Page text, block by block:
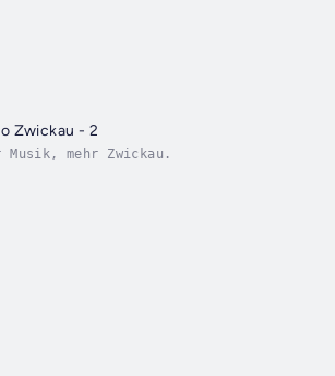
Zwickau - 2
Musik, mehr Zwickau.